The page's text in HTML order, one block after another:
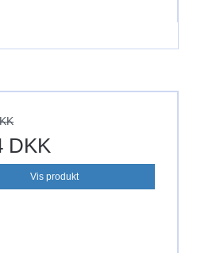
DKK
Vis produkt